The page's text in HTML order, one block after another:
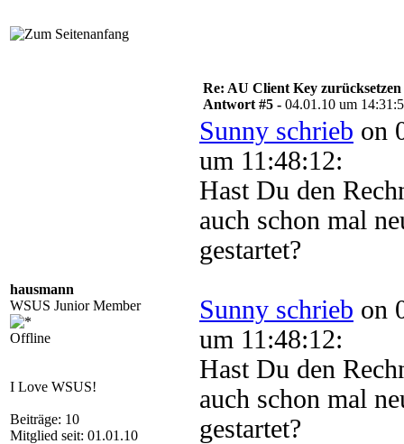
hausmann
WSUS Junior Member
Offline
I Love WSUS!
Beiträge: 10
Mitglied seit: 01.01.10
Re: AU Client Key zurücksetzen
Antwort #5 - 04.01.10 um
Sunny schrieb on
um 11:48:12:
Hast Du den
auch schon mal
gestartet?
Sunny schrieb on
um 11:48:12:
Hast Du den
auch schon mal
gestartet?